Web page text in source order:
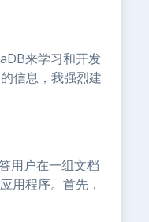
来学习和开发
信息，我强烈建
用户在一组文档
用程序。首先，